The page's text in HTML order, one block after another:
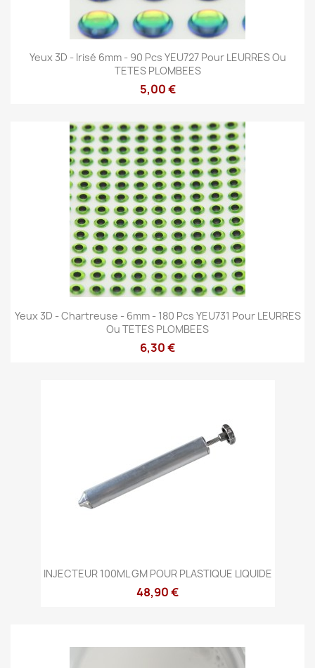
Yeux 3D - Irisé 6mm - 90 Pcs YEU727 Pour LEURRES Ou
TETES PLOMBEES
5,00 €
Yeux 3D - Chartreuse - 6mm - 180 Pcs YEU731 Pour LEURRES
Ou TETES PLOMBEES
6,30 €
INJECTEUR 100ML GM POUR PLASTIQUE LIQUIDE
48,90 €